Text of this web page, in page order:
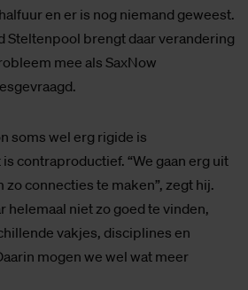
en er is nog niemand geweest.
Steltenpool brengt daar verandering
mee als SaxNow
soms wel erg rigide is
contraproductief. “We gaan erg uit
zo connecties te maken”, zegt hij.
helemaal niet zo goed te vinden,
vakjes, disciplines en
mogen we wel wat meer